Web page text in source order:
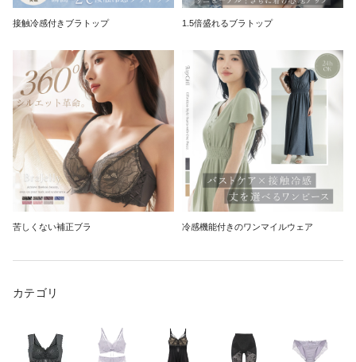
接触冷感付きブラトップ 1.5倍盛れるブラトップ
苦しくない補正ブラ 冷感機能付きのワンマイルウェア
カテゴリ